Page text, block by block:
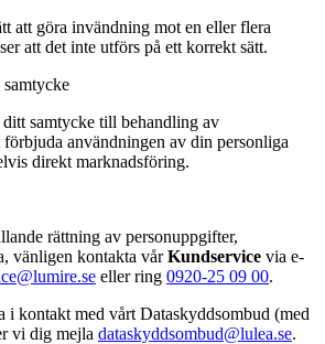
att göra invändning mot en eller flera
att det inte utförs på ett korrekt sätt.
samtycke till behandling av
användningen av din personliga
direkt marknadsföring.
rättning av personuppgifter,
vänligen kontakta vårKundservice via e-
eller ring 0920-25 09 00.
i kontakt med vårt Dataskyddsombud (med
vi dig mejla dataskyddsombud@lulea.se.